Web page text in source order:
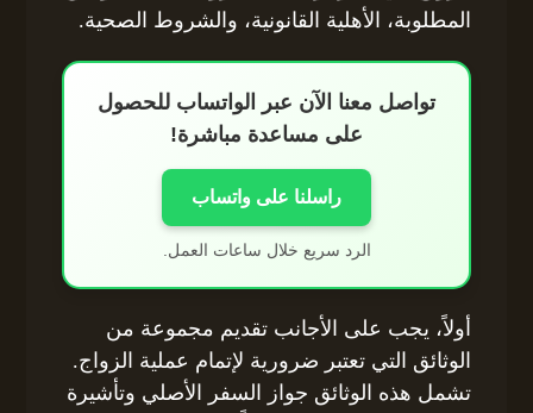
المطلوبة، الأهلية القانونية، والشروط الصحية.
تواصل معنا الآن عبر الواتساب للحصول
على مساعدة مباشرة!
راسلنا على واتساب
الرد سريع خلال ساعات العمل.
أولاً، يجب على الأجانب تقديم مجموعة من
الوثائق التي تعتبر ضرورية لإتمام عملية الزواج.
تشمل هذه الوثائق جواز السفر الأصلي وتأشيرة